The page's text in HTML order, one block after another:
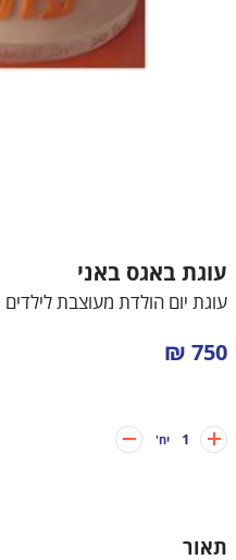
עוגות לבנים
עוגות בת מצווה
קאפקייקס מעוצבים
עוגת באגס באני
עוגת יום הולדת מעוצבת לילדים
750 ₪
1 יח'
תאור